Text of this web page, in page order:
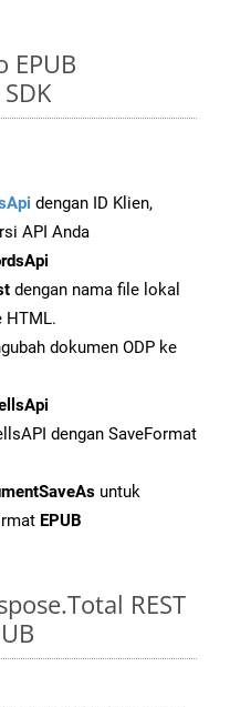
EPUB
dengan ID Klien,
API Anda
dengan nama file lokal
HTML.
dokumen ODP ke
dengan SaveFormat
untuk
EPUB
REST